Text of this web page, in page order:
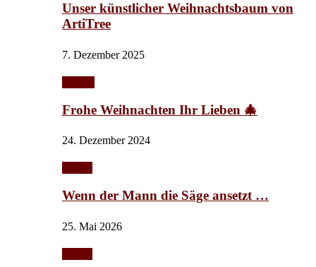
Unser künstlicher Weihnachtsbaum von
ArtiTree
7. Dezember 2025
Frohe Weihnachten Ihr Lieben 🎄
24. Dezember 2024
Wenn der Mann die Säge ansetzt …
25. Mai 2026